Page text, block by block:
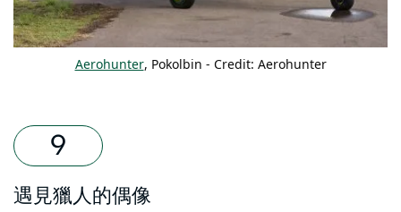
Aerohunter, Pokolbin - Credit: Aerohunter
遇見獵人的偶像